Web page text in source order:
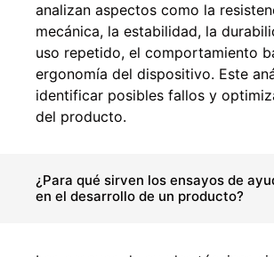
analizan aspectos como la
mecánica, la estabilidad, la
uso repetido, el comportamiento
ergonomía del dispositivo. Este
identificar posibles fallos y
del producto.
¿Para qué sirven los ensayos de
en el desarrollo de un producto?